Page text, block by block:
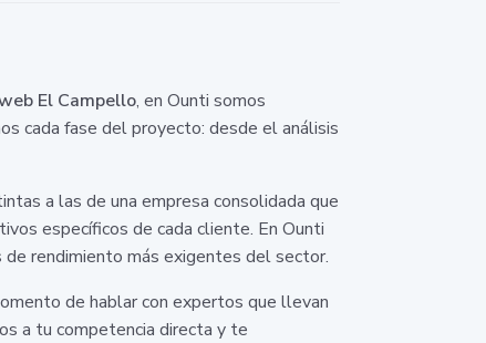
El Campello, en Ounti somos
cada fase del proyecto: desde el análisis
a las de una empresa consolidada que
específicos de cada cliente. En Ounti
rendimiento más exigentes del sector.
de hablar con expertos que llevan
a tu competencia directa y te